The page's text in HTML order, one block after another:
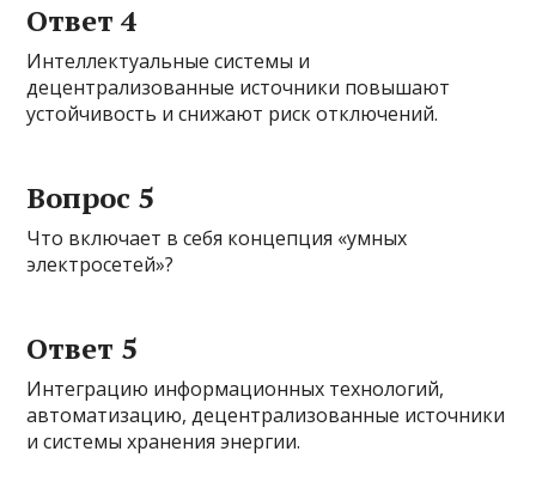
Ответ 4
Интеллектуальные системы и
децентрализованные источники повышают
устойчивость и снижают риск отключений.
Вопрос 5
Что включает в себя концепция «умных
электросетей»?
Ответ 5
Интеграцию информационных технологий,
автоматизацию, децентрализованные источники
и системы хранения энергии.